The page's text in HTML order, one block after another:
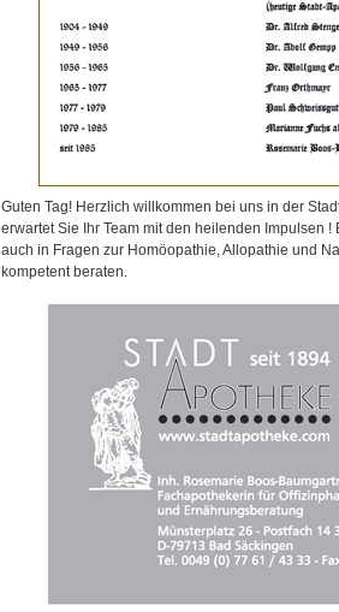
Guten Tag! Herzlich willkommen bei uns in der
erwartet Sie Ihr Team mit den heilenden Impulsen !
auch in Fragen zur Homöopathie, Allopathie und
kompetent beraten.